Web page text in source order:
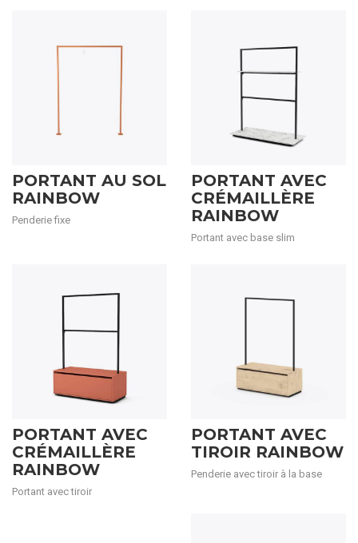
PORTANT AU SOL
RAINBOW
Penderie fixe
PORTANT AVEC
CRÉMAILLÈRE
RAINBOW
Portant avec base slim
PORTANT AVEC
CRÉMAILLÈRE
RAINBOW
Portant avec tiroir
PORTANT AVEC
TIROIR RAINBOW
Penderie avec tiroir à la base